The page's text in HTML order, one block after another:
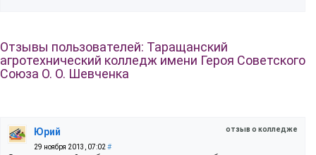
Отзывы пользователей: Таращанский
агротехнический колледж имени Героя Советского
Союза О. О. Шевченка
отзыв о колледже
Юрий
29 ноября 2013, 07:02 #